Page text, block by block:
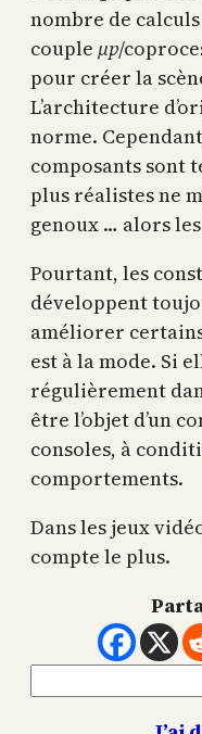
nombre de
couple µp/
pour créer la
L’architecture
norme.
composants sont
plus réalistes ne
genoux … alors les
Pourtant, les
développent
améliorer
est à la mode. Si
régulièrement
être l’objet d’un
consoles, à
comportements.
Dans les jeux
compte le plus.